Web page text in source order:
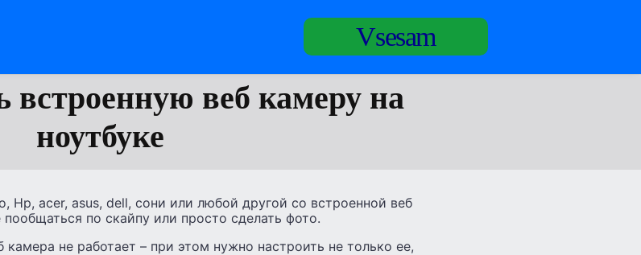
Vsesam
встроенную веб камеру на
ноутбуке
Hp, acer, asus, dell, сони или любой другой со встроенной веб
по скайпу или просто сделать фото.
камера не работает – при этом нужно настроить не только ее,